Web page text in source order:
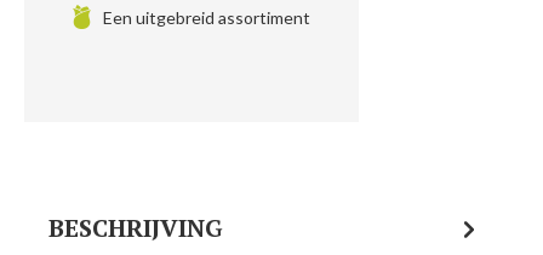
Een uitgebreid assortiment
BESCHRIJVING